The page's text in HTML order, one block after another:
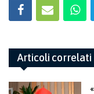
Articoli correlati